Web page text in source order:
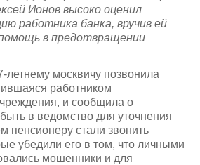
Ионов высоко оценил
работника банка, вручив ей
в предотвращении
летнему москвичу позвонила
работником
и сообщила о
в ведомство для уточнения
пенсионеру стали звонить
убедили его в том, что личными
мошенники и для